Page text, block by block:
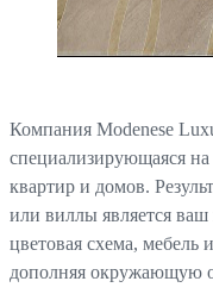
Компания Modenese
специализирующаяся
квартир и домов.
или виллы является
цветовая схема, мебель
дополняя окружающую